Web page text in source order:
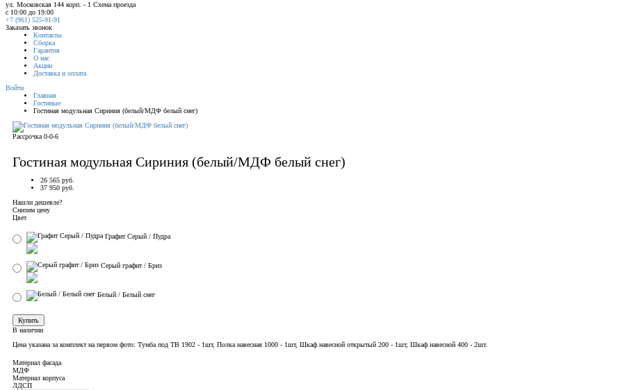
ул. Московская 144 корп. - 1 Схема проезда
с 10:00 до 19:00
+7 (961) 525-91-91
Заказать звонок
Контакты
Сборка
Гарантия
О нас
Акции
Доставка и оплата
Войти
Главная
Гостиные
Гостиная модульная Сириния (белый/МДФ белый снег)
Рассрочка 0-0-6
Гостиная модульная Сириния (белый/МДФ белый снег)
26 565 руб.
37 950 руб.
Нашли дешевле?
Снизим цену
Цвет
Графит Серый / Пудра
Серый графит / Бриз
Белый / Белый снег
Купить
В наличии
Цена указана за комплект на первом фото: Тумба под ТВ 1902 - 1шт, Полка навесная 1000 - 1шт, Шкаф навесной открытый 200 - 1шт, Шкаф навесной 400 - 2шт.
Материал фасада
МДФ
Материал корпуса
ЛДСП